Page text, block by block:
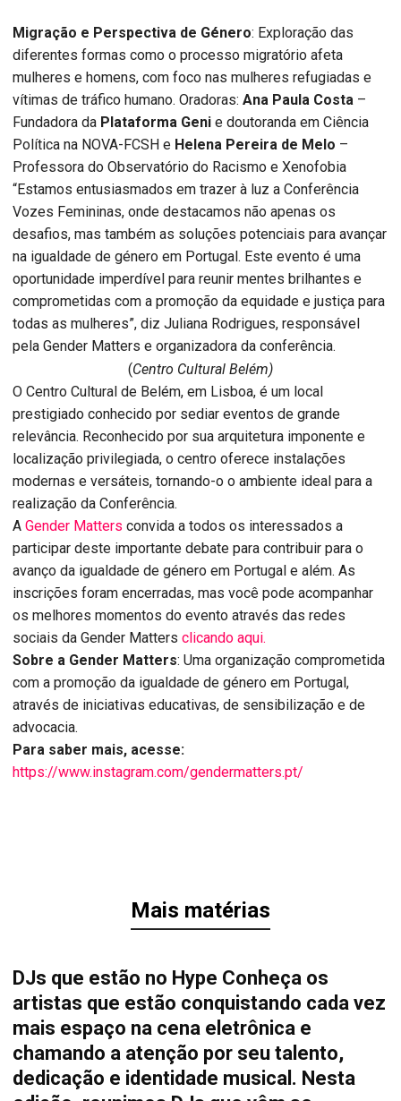
Migração e Perspectiva de Género: Exploração das
diferentes formas como o processo migratório afeta
mulheres e homens, com foco nas mulheres refugiadas e
vítimas de tráfico humano. Oradoras: Ana Paula Costa –
Fundadora da Plataforma Geni e doutoranda em Ciência
Política na NOVA-FCSH e Helena Pereira de Melo –
Professora do Observatório do Racismo e Xenofobia
“Estamos entusiasmados em trazer à luz a Conferência
Vozes Femininas, onde destacamos não apenas os
desafios, mas também as soluções potenciais para avançar
na igualdade de género em Portugal. Este evento é uma
oportunidade imperdível para reunir mentes brilhantes e
comprometidas com a promoção da equidade e justiça para
todas as mulheres”, diz Juliana Rodrigues, responsável
pela Gender Matters e organizadora da conferência.
(Centro Cultural Belém)
O Centro Cultural de Belém, em Lisboa, é um local
prestigiado conhecido por sediar eventos de grande
relevância. Reconhecido por sua arquitetura imponente e
localização privilegiada, o centro oferece instalações
modernas e versáteis, tornando-o o ambiente ideal para a
realização da Conferência.
A Gender Matters convida a todos os interessados a
participar deste importante debate para contribuir para o
avanço da igualdade de género em Portugal e além. As
inscrições foram encerradas, mas você pode acompanhar
os melhores momentos do evento através das redes
sociais da Gender Matters clicando aqui.
Sobre a Gender Matters: Uma organização comprometida
com a promoção da igualdade de género em Portugal,
através de iniciativas educativas, de sensibilização e de
advocacia.
Para saber mais, acesse:
https://www.instagram.com/gendermatters.pt/
Mais matérias
DJs que estão no Hype Conheça os
artistas que estão conquistando cada vez
mais espaço na cena eletrônica e
chamando a atenção por seu talento,
dedicação e identidade musical. Nesta